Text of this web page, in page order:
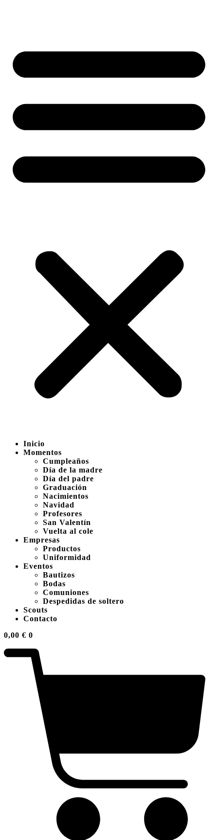
Inicio
Momentos
Cumpleaños
Día de la madre
Día del padre
Graduación
Nacimientos
Navidad
Profesores
San Valentín
Vuelta al cole
Empresas
Productos
Uniformidad
Eventos
Bautizos
Bodas
Comuniones
Despedidas de soltero
Scouts
Contacto
0,00 € 0